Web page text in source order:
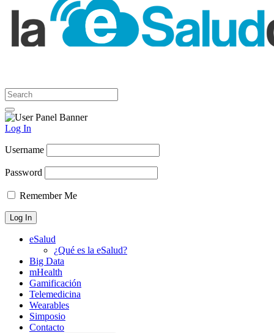
Log In
Username
Password
Remember Me
eSalud
¿Qué es la eSalud?
Big Data
mHealth
Gamificación
Telemedicina
Wearables
Simposio
Contacto